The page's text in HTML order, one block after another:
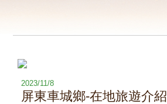
2023/11/8
屏東車城鄉-在地旅遊介紹